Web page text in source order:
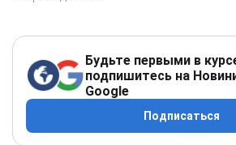
Будьте первыми в
подпишитесь на
Google
Подписаться